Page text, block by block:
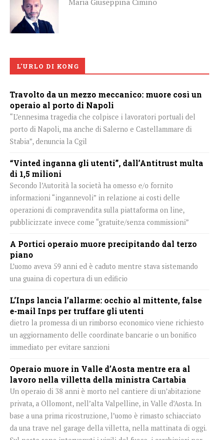
L'URLO DI KONG
Travolto da un mezzo meccanico: muore così un
operaio al porto di Napoli
“L’ennesima tragedia che colpisce i lavoratori portuali del
porto di Napoli, ma anche di Salerno e Castellammare di
Stabia”, denuncia la Cgil
“Vinted inganna gli utenti”, dall’Antitrust multa
di 1,5 milioni
Secondo l’Autorità la società ha omesso e/o fornito
informazioni “ingannevoli” in relazione ai costi delle
operazioni di compravendita sulla piattaforma on line,
pubblicizzate invece come “gratuite/senza commissioni”
A Portici operaio muore precipitando dal terzo
piano
L’uomo aveva 59 anni ed è caduto mentre stava sistemando
una guaina di copertura di un edificio
L’Inps lancia l’allarme: occhio al mittente, false
e-mail Inps per truffare gli utenti
dietro la promessa di un rimborso economico viene richiesto
un aggiornamento delle coordinate bancarie o un bonifico
immediato per evitare sanzioni
Operaio muore in Valle d’Aosta mentre era al
lavoro nella villetta della ministra Cartabia
Un operaio di 38 anni è morto nel cantiere di un’abitazione
privata, a Ollomont, nell’alta Valpelline, in Valle d’Aosta. In
base a una prima ricostruzione, l’uomo è rimasto schiacciato
da una trave nel garage della villetta, nella mattinata di oggi.